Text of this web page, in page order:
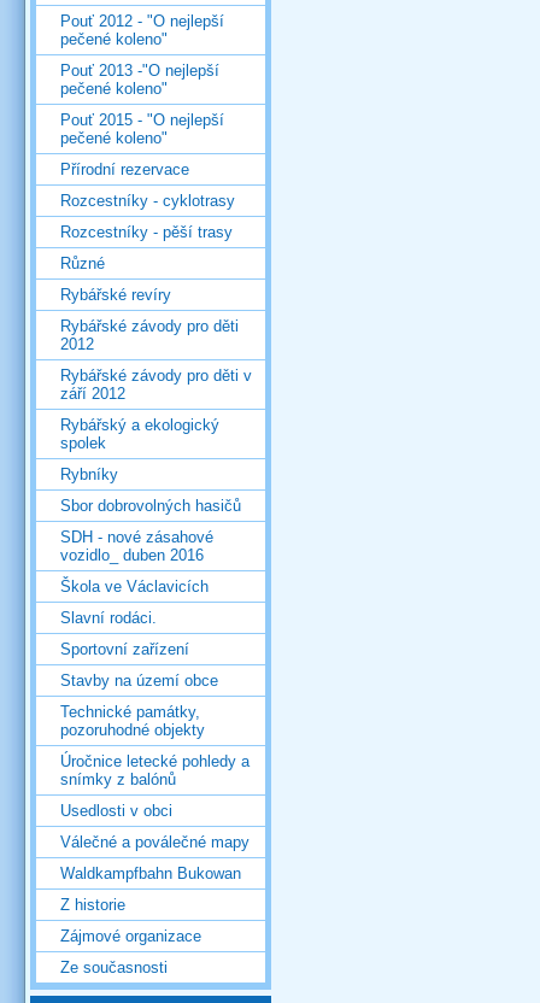
Pouť 2012 - "O nejlepší
pečené koleno"
Pouť 2013 -"O nejlepší
pečené koleno"
Pouť 2015 - "O nejlepší
pečené koleno"
Přírodní rezervace
Rozcestníky - cyklotrasy
Rozcestníky - pěší trasy
Různé
Rybářské revíry
Rybářské závody pro děti
2012
Rybářské závody pro děti v
září 2012
Rybářský a ekologický
spolek
Rybníky
Sbor dobrovolných hasičů
SDH - nové zásahové
vozidlo_ duben 2016
Škola ve Václavicích
Slavní rodáci.
Sportovní zařízení
Stavby na území obce
Technické památky,
pozoruhodné objekty
Úročnice letecké pohledy a
snímky z balónů
Usedlosti v obci
Válečné a poválečné mapy
Waldkampfbahn Bukowan
Z historie
Zájmové organizace
Ze současnosti